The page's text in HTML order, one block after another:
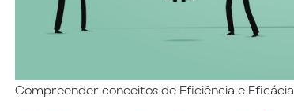
Compreender conceitos de Eficiência e